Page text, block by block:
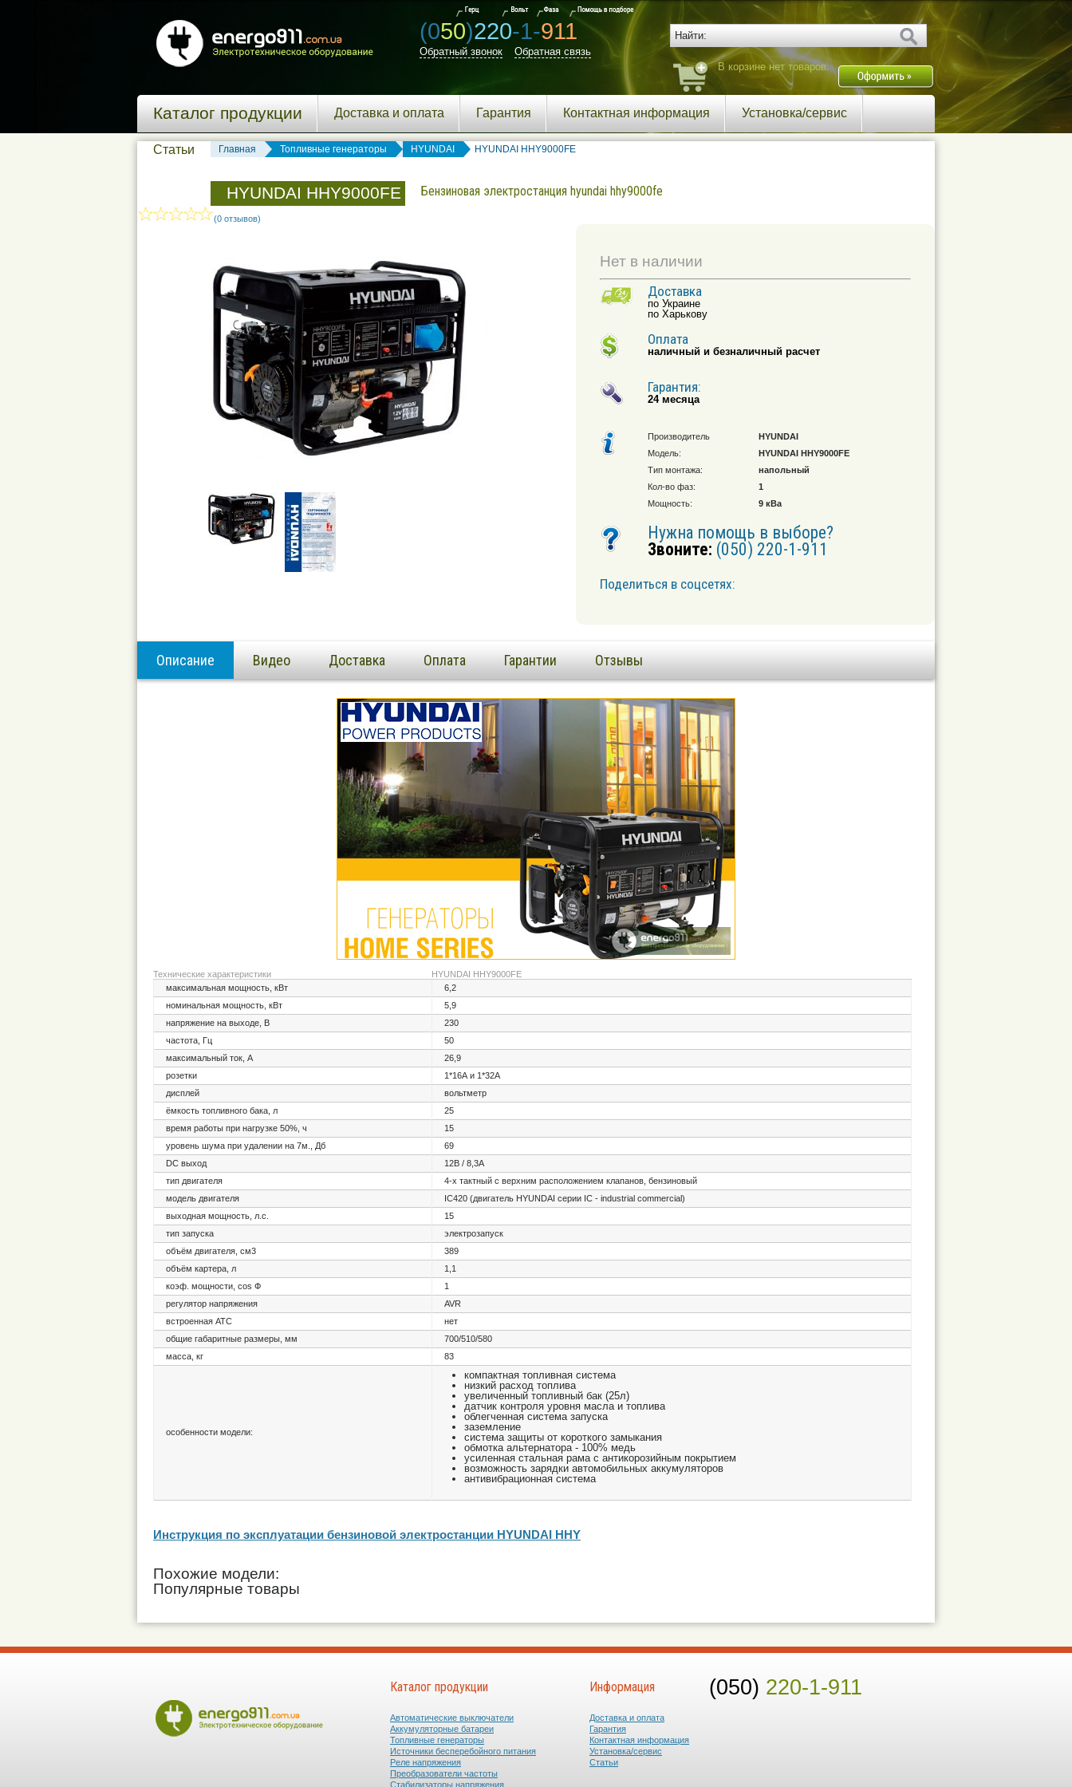
(050)220-1-911
Обратный звонок
Обратная связь
В корзине нет товаров.
Каталог продукции Доставка и оплата Гарантия Контактная информация Установка/сервис
Статьи Главная Топливные генераторы HYUNDAI HYUNDAI HHY9000FE
HYUNDAI HHY9000FE Бензиновая электростанция hyundai hhy9000fe
(0 отзывов)
Нет в наличии
Доставка
по Украине
по Харькову
Оплата
наличный и безналичный расчет
Гарантия:
24 месяца
Производитель
HYUNDAI
Модель:
HYUNDAI HHY9000FE
Тип монтажа:
напольный
Кол-во фаз:
1
Мощность:
9 кВа
Нужна помощь в выборе?
Звоните: (050) 220-1-911
Поделиться в соцсетях:
Описание Видео Доставка Оплата Гарантии Отзывы
Технические характеристики
HYUNDAI HHY9000FE
максимальная мощность, кВт
6,2
номинальная мощность, кВт
5,9
напряжение на выходе, В
230
частота, Гц
50
максимальный ток, А
26,9
розетки
1*16А и 1*32А
дисплей
вольтметр
ёмкость топливного бака, л
25
время работы при нагрузке 50%, ч
15
уровень шума при удалении на 7м., Дб
69
DC выход
12В / 8,3А
тип двигателя
4-х тактный с верхним расположением клапанов, бензиновый
модель двигателя
IC420 (двигатель HYUNDAI серии IC - industrial commercial)
выходная мощность, л.с.
15
тип запуска
электрозапуск
объём двигателя, см3
389
объём картера, л
1,1
коэф. мощности, cos Ф
1
регулятор напряжения
AVR
встроенная АТС
нет
общие габаритные размеры, мм
700/510/580
масса, кг
83
особенности модели:
компактная топливная система
низкий расход топлива
увеличенный топливный бак (25л)
датчик контроля уровня масла и топлива
облегченная система запуска
заземление
система защиты от короткого замыкания
обмотка альтернатора - 100% медь
усиленная стальная рама с антикорозийным покрытием
возможность зарядки автомобильных аккумуляторов
антивибрационная система
Инструкция по эксплуатации бензиновой электростанции HYUNDAI HHY
Похожие модели:
Популярные товары
Каталог продукции
Автоматические выключатели
Аккумуляторные батареи
Топливные генераторы
Источники бесперебойного питания
Реле напряжения
Преобразователи частоты
Стабилизаторы напряжения
Информация
Доставка и оплата
Гарантия
Контактная информация
Установка/сервис
Статьи
(050) 220-1-911